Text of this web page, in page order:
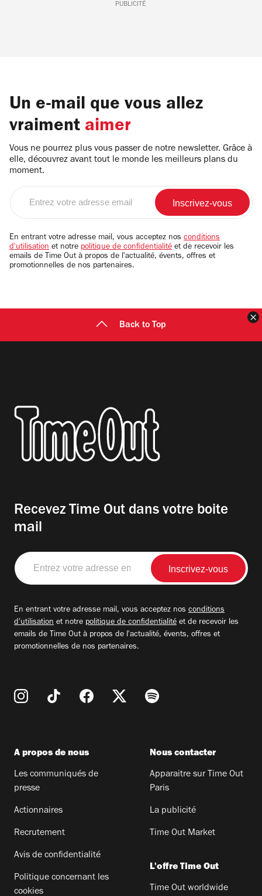
PUBLICITÉ
Un e-mail que vous allez
vraiment aimer
Vous ne pourrez plus vous passer de notre newsletter. Grâce à
elle, découvrez avant tout le monde les meilleurs plans du
moment.
email
En entrant votre adresse mail, vous acceptez nos conditions
d'utilisation et notre politique de confidentialité et de recevoir les
emails de Time Out à propos de l'actualité, évents, offres et
promotionnelles de nos partenaires.
Back to Top
Recevez Time Out dans votre boite
mail
Entrez
votre
adresse
En entrant votre adresse mail, vous acceptez nos conditions
d'utilisation et notre politique de confidentialité et de recevoir les
emails de Time Out à propos de l'actualité, évents, offres et
promotionnelles de nos partenaires.
A propos de nous
Les communiqués de
presse
Actionnaires
Recrutement
Avis de confidentialité
Politique concernant les
cookies
Nous contacter
Apparaitre sur Time Out
Paris
La publicité
Time Out Market
L'offre Time Out
Time Out worldwide